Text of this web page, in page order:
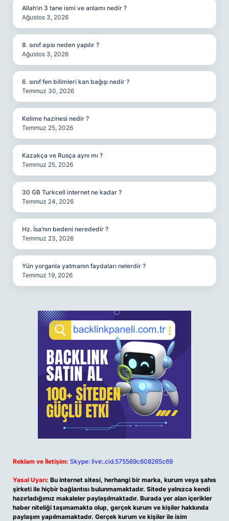
Allah’ın 3 tane ismi ve anlamı nedir ?
Ağustos 3, 2026
8. sınıf aşısı neden yapılır ?
Ağustos 3, 2026
6. sınıf fen bilimleri kan bağışı nedir ?
Temmuz 30, 2026
Kelime hazinesi nedir ?
Temmuz 25, 2026
Kazakça ve Rusça aynı mı ?
Temmuz 25, 2026
30 GB Turkcell internet ne kadar ?
Temmuz 24, 2026
Hz. İsa’nın bedeni nerededir ?
Temmuz 23, 2026
Yün yorganla yatmanın faydaları nelerdir ?
Temmuz 19, 2026
Reklam ve İletişim: Skype: live:.cid.575569c608265c69
Yasal Uyarı: Bu internet sitesi, herhangi bir marka, kurum veya şahıs
şirketi ile hiçbir bağlantısı bulunmamaktadır. Sitede yalnızca kendi
hazırladığımız makaleler paylaşılmaktadır. Burada yer alan içerikler
haber niteliği taşımamakta olup, gerçek kurum ve kişiler hakkında
paylaşım yapılmamaktadır. Gerçek kurum ve kişiler ile isim